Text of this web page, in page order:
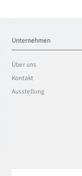
Unternehmen
Über uns
Kontakt
Ausstellung